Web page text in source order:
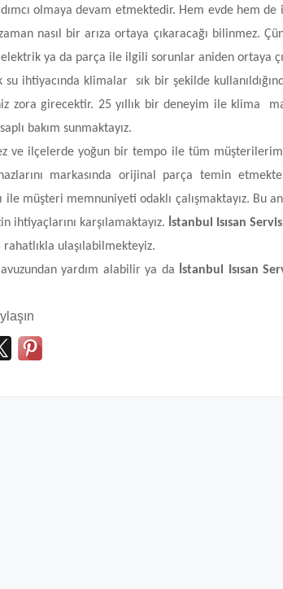
olmaya devam etmektedir. Hem evde hem
nasıl bir arıza ortaya çıkaracağı bilinmez.
elektrik ya da parça ile ilgili sorunlar aniden ortaya
su ihtiyacında klimalar sık bir şekilde
zora girecektir. 25 yıllık bir deneyim ile klima
bakım sunmaktayız.
ve ilçelerde yoğun bir tempo ile tüm
markasında orijinal parça temin
ile müşteri memnuniyeti odaklı çalışmaktayız. Bu
ihtiyaçlarını karşılamaktayız. İstanbul Isısan
ulaşılabilmekteyiz.
yardım alabilir ya da
İstanbul Isısan